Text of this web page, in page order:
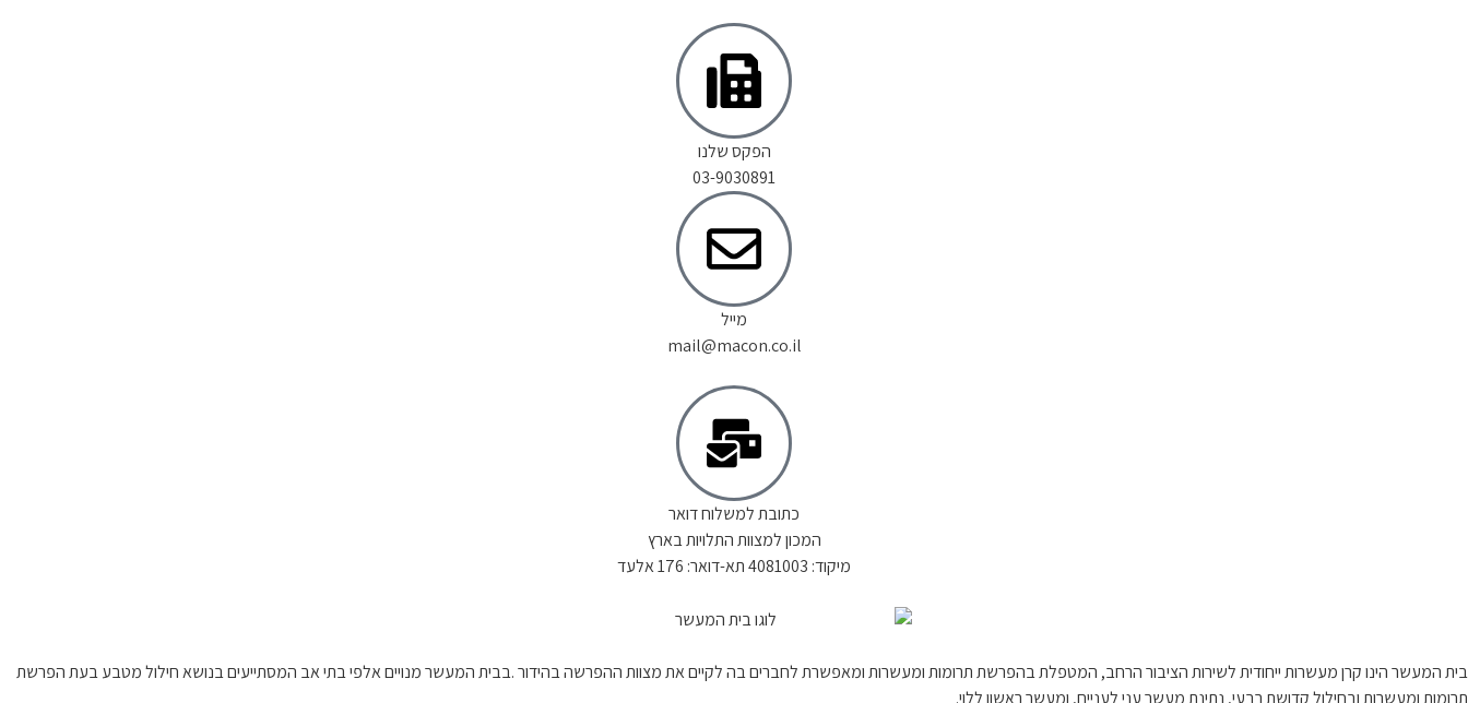
הפקס שלנו
03-9030891
מייל
mail@macon.co.il
כתובת למשלוח דואר
המכון למצוות התלויות בארץ
מיקוד: 4081003 תא-דואר: 176 אלעד
בית המעשר הינו קרן מעשרות ייחודית לשירות הציבור הרחב, המטפלת בהפרשת תרומות ומעשרות ומאפשרת לחברים בה לקיים את מצוות ההפרשה בהידור .בבית המעשר מנויים אלפי בתי אב המסתייעים בנושא חילול מטבע בעת הפרשת
תרומות ומעשרות ובחילול קדושת רבעי, נתינת מעשר עני לעניים, ומעשר ראשון ללוי.